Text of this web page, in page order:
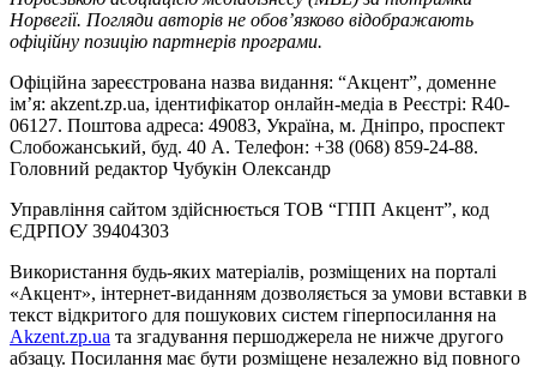
Норвегії. Погляди авторів не обов’язково відображають
офіційну позицію партнерів програми.
Офіційна зареєстрована назва видання: “Акцент”, доменне
ім’я: akzent.zp.ua, ідентифікатор онлайн-медіа в Реєстрі: R40-
06127. Поштова адреса: 49083, Україна, м. Дніпро, проспект
Слобожанський, буд. 40 А. Телефон: +38 (068) 859-24-88.
Головний редактор Чубукін Олександр
Управління сайтом здійснюється ТОВ “ГПП Акцент”, код
ЄДРПОУ 39404303
Використання будь-яких матеріалів, розміщених на порталі
«Акцент», інтернет-виданням дозволяється за умови вставки в
текст відкритого для пошукових систем гіперпосилання на
Akzent.zp.ua та згадування першоджерела не нижче другого
абзацу. Посилання має бути розміщене незалежно від повного